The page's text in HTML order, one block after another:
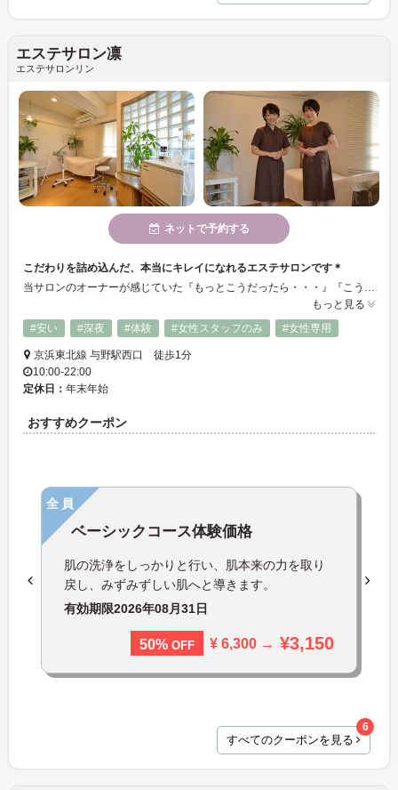
エステサロン凛
エステサロンリン
ネットで予約する
こだわりを詰め込んだ、本当にキレイになれるエステサロンです＊
もっと見る
#安い
#深夜 #体験 #女性スタッフのみ #女性専用
京浜東北線 与野駅西口 徒歩1分
10:00-22:00
定休日： 年末年始
おすすめクーポン
全員
ベーシックコース体験価格
肌の洗浄をしっかりと行い、肌本来の力を取り
戻し、みずみずしい肌へと導きます。
有効期限2026年08月31日
50% OFF ¥ 6,300 → ¥3,150
すべてのクーポンを見る
6